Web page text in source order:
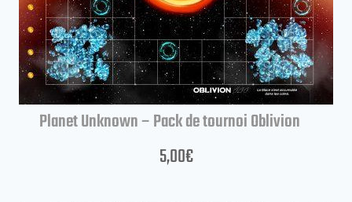
Planet Unknown – Pack de tournoi Oblivion
5,00€